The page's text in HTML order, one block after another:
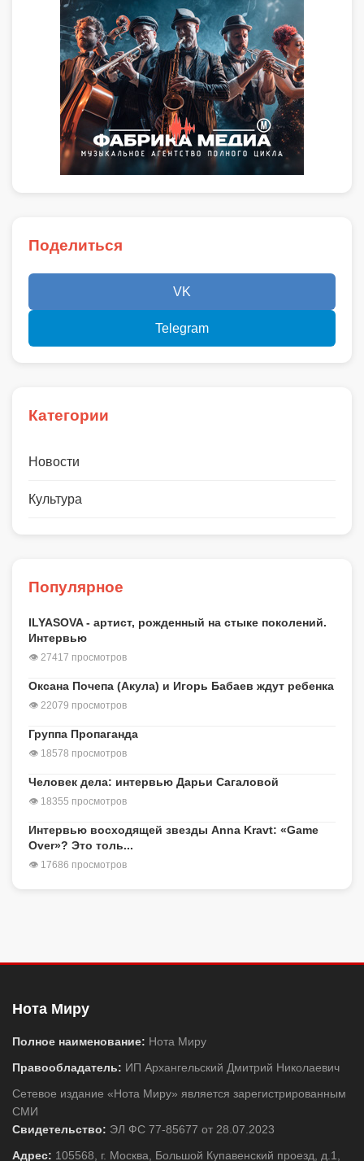
Поделиться
VK
Telegram
Категории
Новости
Культура
Популярное
ILYASOVA - артист, рожденный на стыке поколений.
Интервью
👁 27417 просмотров
Оксана Почепа (Акула) и Игорь Бабаев ждут ребенка
👁 22079 просмотров
Группа Пропаганда
👁 18578 просмотров
Человек дела: интервью Дарьи Сагаловой
👁 18355 просмотров
Интервью восходящей звезды Anna Kravt: «Game
Over»? Это толь...
👁 17686 просмотров
Нота Миру
Полное наименование: Нота Миру
Правообладатель: ИП Архангельский Дмитрий Николаевич
Сетевое издание «Нота Миру» является зарегистрированным
СМИ
Свидетельство: ЭЛ ФС 77-85677 от 28.07.2023
Адрес: 105568, г. Москва, Большой Купавенский проезд, д.1,